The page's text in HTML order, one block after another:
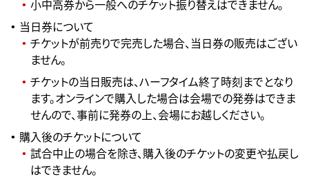
小中高券から一般へのチケット振り替えはできません。
当日券について
チケットが前売りで完売した場合、当日券の販売はござい
ません。
チケットの当日販売は、ハーフタイム終了時刻までとなり
ます。オンラインで購入した場合は会場での発券はできま
せんので、事前に発券の上、会場にお越しください。
購入後のチケットについて
試合中止の場合を除き、購入後のチケットの変更や払戻し
はできません。